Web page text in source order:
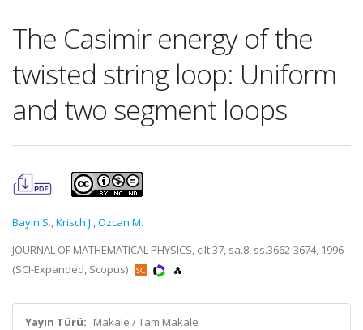
The Casimir energy of the
twisted string loop: Uniform
and two segment loops
Bayin S.,Krisch J.,Ozcan M.
JOURNAL OF MATHEMATICAL PHYSICS, cilt.37, sa.8, ss.3662-3674, 1996
(SCI-Expanded, Scopus)
Yayın Türü: Makale / Tam Makale